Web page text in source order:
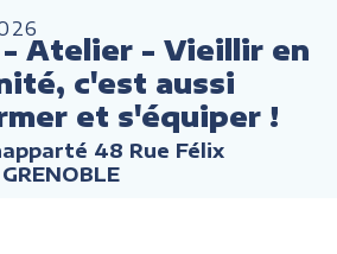
Atelier - Vieillir en
c'est aussi
et s'équiper !
48 Rue Félix